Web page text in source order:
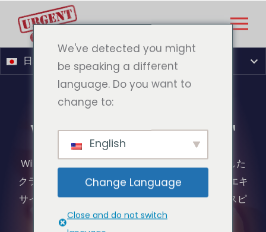
日本語
WILD WILDS WEST
Wild Wilds Westは、カウボーイをフィーチャーした
クラシックな3リール5ラインスロットです。このエキ
サイティングなゲームでは、ワイルドとボーナススピ
ンが普及しています。今試してみて！
We've detected you might
be speaking a different
language. Do you want to
change to:
English
Change Language
Close and do not switch